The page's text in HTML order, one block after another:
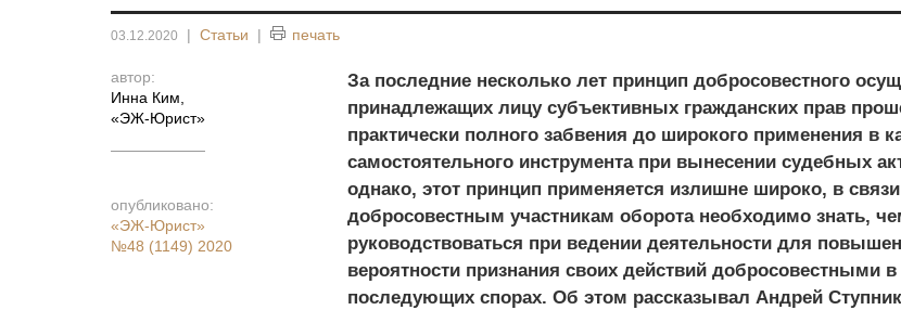
03.12.2020 | Статьи | печать
автор:
Инна Ким
«ЭЖ-Юрист»
опубликовано:
«ЭЖ-Юрист»
№48 (1149) 2020
За последние несколько лет принцип добросовестного
принадлежащих лицу субъективных гражданских прав
практически полного забвения до широкого применения в
самостоятельного инструмента при вынесении судебных
однако, этот принцип применяется излишне широко, в
добросовестным участникам оборота необходимо знать,
руководствоваться при ведении деятельности для
вероятности признания своих действий добросовестными
последующих спорах. Об этом рассказывал Андрей